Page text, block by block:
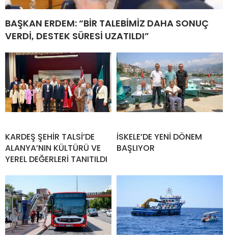
BAŞKAN ERDEM: “BİR TALEBİMİZ DAHA SONUÇ
VERDİ, DESTEK SÜRESİ UZATILDI”
KARDEŞ ŞEHİR TALSİ’DE
ALANYA’NIN KÜLTÜRÜ VE
YEREL DEĞERLERİ TANITILDI
İSKELE’DE YENİ DÖNEM
BAŞLIYOR